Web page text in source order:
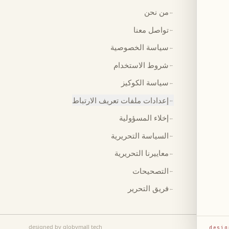
← من نحن
←تواصل معنا
← سياسة الخصوصية
← شروط الاستخدام
← سياسة الكوكيز
← إعدادات ملفات تعريف الارتباط
← إخلاء المسؤولية
← السياسة التحريرية
← معاييرنا التحريرية
← التصحيحات
← فريق التحرير
designed by globymall tech